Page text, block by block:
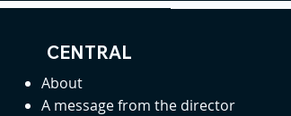
CENTRAL
About
A message from the director